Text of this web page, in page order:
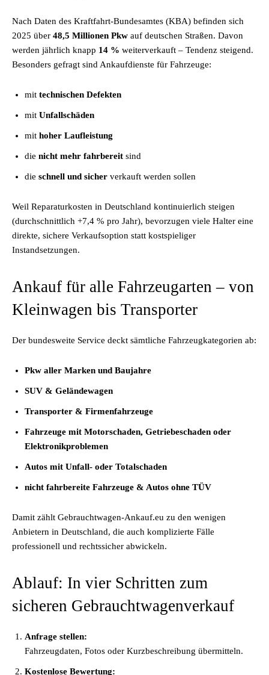
Nach Daten des Kraftfahrt-Bundesamtes (KBA) befinden sich
2025 über 48,5 Millionen Pkw auf deutschen Straßen. Davon
werden jährlich knapp 14 % weiterverkauft – Tendenz steigend.
Besonders gefragt sind Ankaufdienste für Fahrzeuge:
mit technischen Defekten
mit Unfallschäden
mit hoher Laufleistung
die nicht mehr fahrbereit sind
die schnell und sicher verkauft werden sollen
Weil Reparaturkosten in Deutschland kontinuierlich steigen
(durchschnittlich +7,4 % pro Jahr), bevorzugen viele Halter eine
direkte, sichere Verkaufsoption statt kostspieliger
Instandsetzungen.
Ankauf für alle Fahrzeugarten – von
Kleinwagen bis Transporter
Der bundesweite Service deckt sämtliche Fahrzeugkategorien ab:
Pkw aller Marken und Baujahre
SUV & Geländewagen
Transporter & Firmenfahrzeuge
Fahrzeuge mit Motorschaden, Getriebeschaden oder
Elektronikproblemen
Autos mit Unfall- oder Totalschaden
nicht fahrbereite Fahrzeuge & Autos ohne TÜV
Damit zählt Gebrauchtwagen-Ankauf.eu zu den wenigen
Anbietern in Deutschland, die auch komplizierte Fälle
professionell und rechtssicher abwickeln.
Ablauf: In vier Schritten zum
sicheren Gebrauchtwagenverkauf
Anfrage stellen:
Fahrzeugdaten, Fotos oder Kurzbeschreibung übermitteln.
Kostenlose Bewertung: